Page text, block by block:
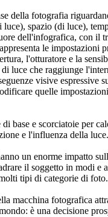
della fotografia
luce), spazio (di luce),
dell'infografica, con il
le impostazioni
l'otturatore e la
luce che raggiunge
visive espressive
quelle
base e scorciatoie per
e l'influenza della luce.
un enorme impatto
il soggetto in modi e
tipi di categorie di foto.
macchina fotografica
è una decisione